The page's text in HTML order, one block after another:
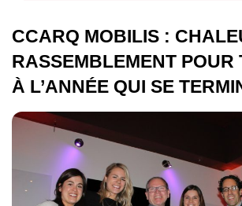
CCARQ MOBILIS :
RASSEMBLEMENT POUR
À L’ANNÉE QUI SE